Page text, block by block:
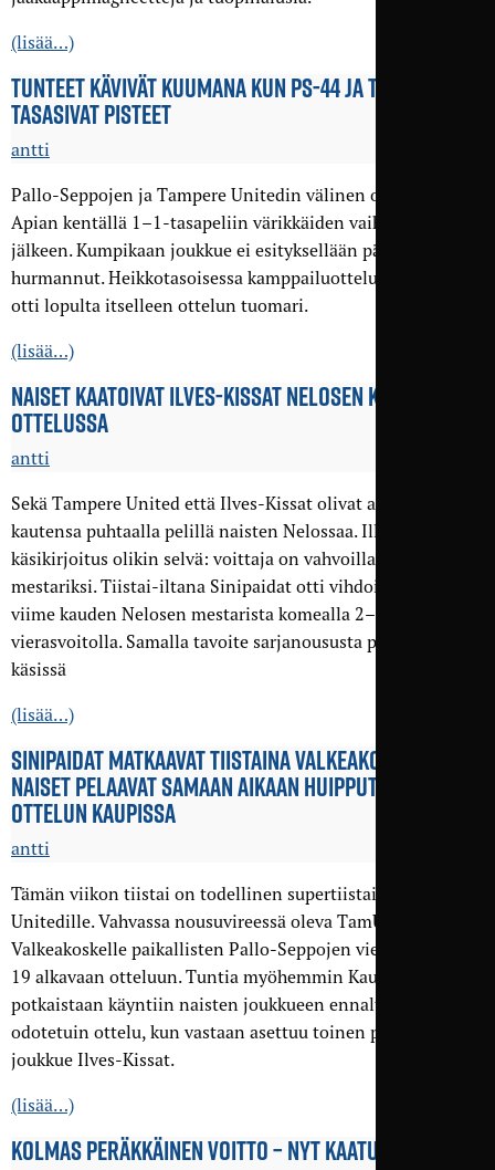
(lisää…)
TUNTEET KÄVIVÄT KUUMANA KUN PS-44 JA TAMU
TASASIVAT PISTEET
antti
Pallo-Seppojen ja Tampere Unitedin välinen ottelu päättyi
Apian kentällä 1–1-tasapeliin värikkäiden vaiheiden
jälkeen. Kumpikaan joukkue ei esityksellään päätä
hurmannut. Heikkotasoisessa kamppailuottelussa pääroolin
otti lopulta itselleen ottelun tuomari.
(lisää…)
NAISET KAATOIVAT ILVES-KISSAT NELOSEN KÄRKI­
OTTELUSSA
antti
Sekä Tampere United että Ilves-Kissat olivat aloittaneet
kautensa puhtaalla pelillä naisten Nelossaa. Illan
käsikirjoitus olikin selvä: voittaja on vahvoilla sarjan
mestariksi. Tiistai-iltana Sinipaidat otti vihdoin revanssin
viime kauden Nelosen mestarista komealla 2–4-
vierasvoitolla. Samalla tavoite sarjanoususta pysyi omissa
käsissä
(lisää…)
SINIPAIDAT MATKAAVAT TIISTAINA VALKEA­KOSKELLE –
NAISET PELAAVAT SAMAAN AIKAAN HUIPPU­TÄRKEÄN
OTTELUN KAUPISSA
antti
Tämän viikon tiistai on todellinen supertiistai Tampere
Unitedille. Vahvassa nousuvireessä oleva TamU matkaa
Valkeakoskelle paikallisten Pallo-Seppojen vieraaksi kello
19 alkavaan otteluun. Tuntia myöhemmin Kaupissa
potkaistaan käyntiin naisten joukkueen ennalta kauden
odotetuin ottelu, kun vastaan asettuu toinen puhtaan pelin
joukkue Ilves-Kissat.
(lisää…)
KOLMAS PERÄKKÄINEN VOITTO – NYT KAATUI LOISKE